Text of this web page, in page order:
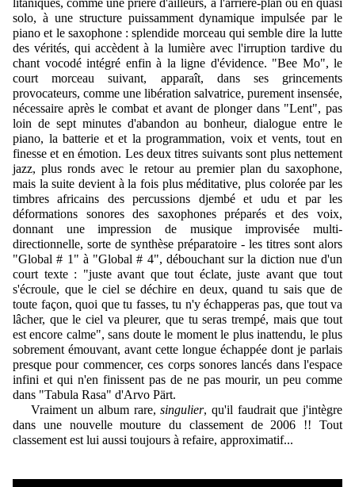
litaniques, comme une prière d'ailleurs, à l'arrière-plan ou en quasi
solo, à une structure puissamment dynamique impulsée par le
piano et le saxophone : splendide morceau qui semble dire la lutte
des vérités, qui accèdent à la lumière avec l'irruption tardive du
chant vocodé intégré enfin à la ligne d'évidence. "Bee Mo", le
court morceau suivant, apparaît, dans ses grincements
provocateurs, comme une libération salvatrice, purement insensée,
nécessaire après le combat et avant de plonger dans "Lent", pas
loin de sept minutes d'abandon au bonheur, dialogue entre le
piano, la batterie et et la programmation, voix et vents, tout en
finesse et en émotion. Les deux titres suivants sont plus nettement
jazz, plus ronds avec le retour au premier plan du saxophone,
mais la suite devient à la fois plus méditative, plus colorée par les
timbres africains des percussions djembé et udu et par les
déformations sonores des saxophones préparés et des voix,
donnant une impression de musique improvisée multi-
directionnelle, sorte de synthèse préparatoire - les titres sont alors
"Global # 1" à "Global # 4", débouchant sur la diction nue d'un
court texte : "juste avant que tout éclate, juste avant que tout
s'écroule, que le ciel se déchire en deux, quand tu sais que de
toute façon, quoi que tu fasses, tu n'y échapperas pas, que tout va
lâcher, que le ciel va pleurer, que tu seras trempé, mais que tout
est encore calme", sans doute le moment le plus inattendu, le plus
sobrement émouvant, avant cette longue échappée dont je parlais
presque pour commencer, ces corps sonores lancés dans l'espace
infini et qui n'en finissent pas de ne pas mourir, un peu comme
dans "Tabula Rasa" d'Arvo Pärt.
Vraiment un album rare,singulier, qu'il faudrait que j'intègre
dans une nouvelle mouture du classement de 2006 !! Tout
classement est lui aussi toujours à refaire, approximatif...